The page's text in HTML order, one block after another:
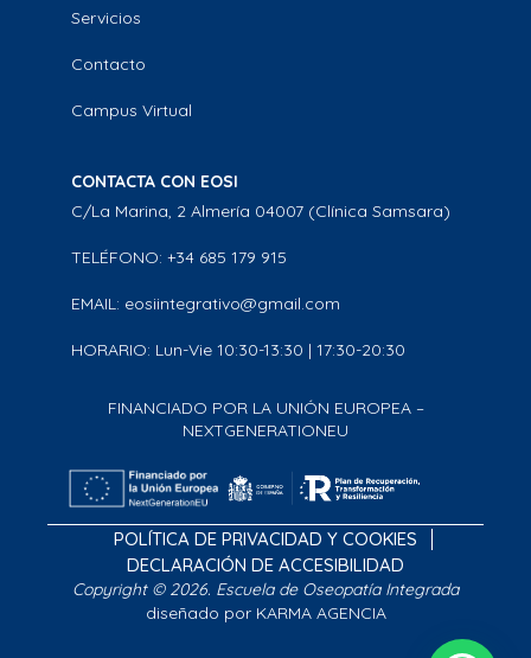
Servicios
Contacto
Campus Virtual
CONTACTA CON EOSI
C/La Marina, 2 Almería 04007 (Clínica Samsara)
TELÉFONO: +34 685 179 915
EMAIL: eosiintegrativo@gmail.com
HORARIO: Lun-Vie 10:30-13:30 | 17:30-20:30
FINANCIADO POR LA UNIÓN EUROPEA –
NEXTGENERATIONEU
POLÍTICA DE PRIVACIDAD Y COOKIES
DECLARACIÓN DE ACCESIBILIDAD
Copyright © 2026. Escuela de Oseopatía Integrada
diseñado por KARMA AGENCIA